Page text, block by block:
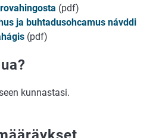
(pdf)
ja buhtadusohcamus návddi
(pdf)
kunnastasi.